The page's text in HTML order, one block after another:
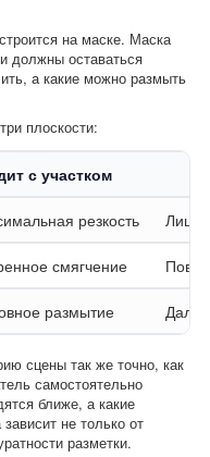
на маске. Маска
должны оставаться
а какие можно размыть
плоскости:
с участком
резкость Лицо,
смягчение
размытие
сцены так же точно, как
самостоятельно
ближе, а какие
не только от
разметки.